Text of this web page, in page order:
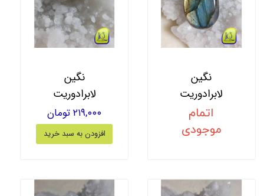
نگین
لابرادوریت
اتمام
موجودی
نگین
لابرادوریت
۲۱۹,۰۰۰ تومان
افزودن به سبد خرید